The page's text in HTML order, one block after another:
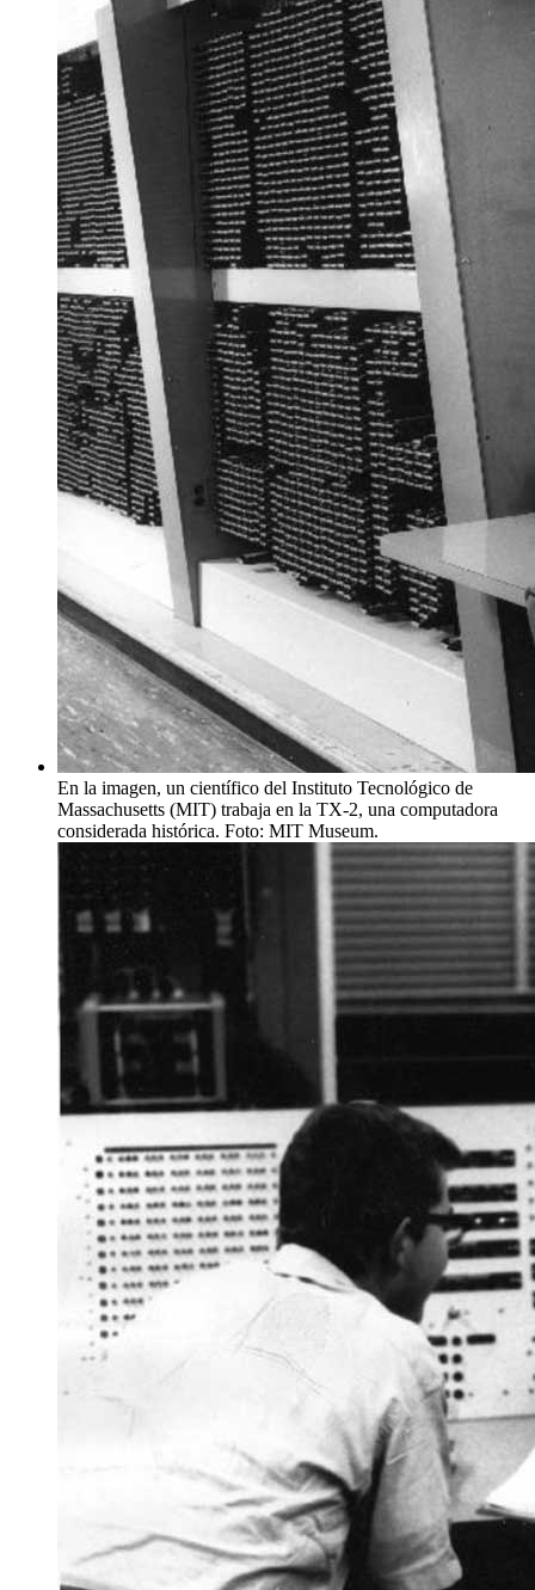
En la imagen, un científico del Instituto Tecnológico de
Massachusetts (MIT) trabaja en la TX-2, una computadora
considerada histórica. Foto: MIT Museum.